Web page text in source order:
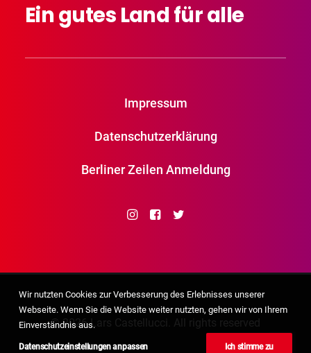
EingutesLandfüralle
Impressum
Datenschutzerklärung
Berliner Zeilen Anmeldung
© 2026 Lars Castellucci. All rights reserved
Wir nutzten Cookies zur Verbesserung des Erlebnisses unserer
Webseite. Wenn Sie die Website weiter nutzten, gehen wir von Ihrem
Einverständnis aus.
Datenschutzeinstellungen anpassen Ich stimme zu